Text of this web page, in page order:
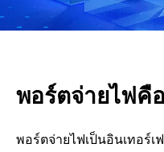
อ
พอร์ตจ่ายไฟคื
พอร์ตจ่ายไฟเป็นอินเทอร์